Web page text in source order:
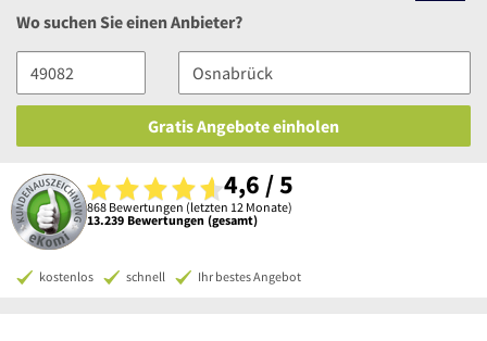
Wo suchen Sie einen Anbieter?
Gratis Angebote einholen
4,6 / 5
868 Bewertungen (letzten 12 Monate)
13.239 Bewertungen (gesamt)
kostenlos schnell Ihr bestes Angebot